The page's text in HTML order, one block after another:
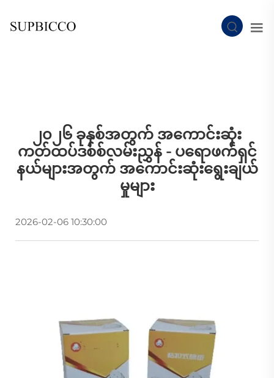
၂၀၂၆ ခုနှစ်အတွက် အကောင်းဆုံး
ကတ်ထပ်ဒစ်စ်လမ်းညွှန် - ပရောဖက်ရှင်
နယ်များအတွက် အကောင်းဆုံးရွေးချယ်
မှုများ
2026-02-06 10:30:00